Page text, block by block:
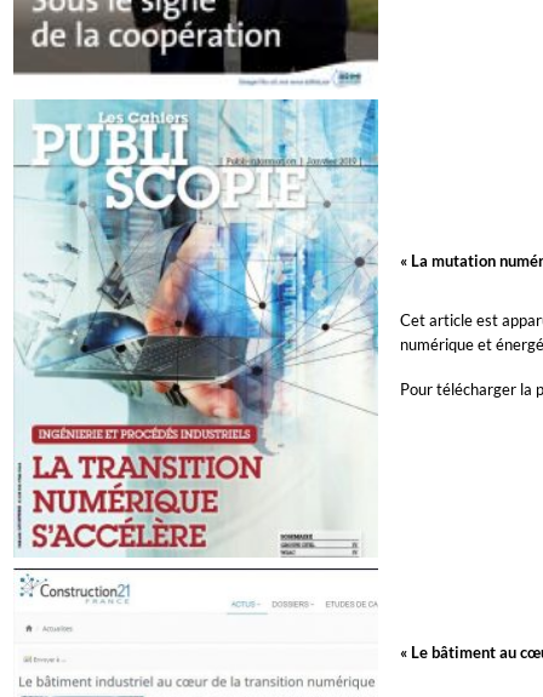
« La mutation
Cet article est
numérique et
Pour télécharger la
« Le bâtiment au